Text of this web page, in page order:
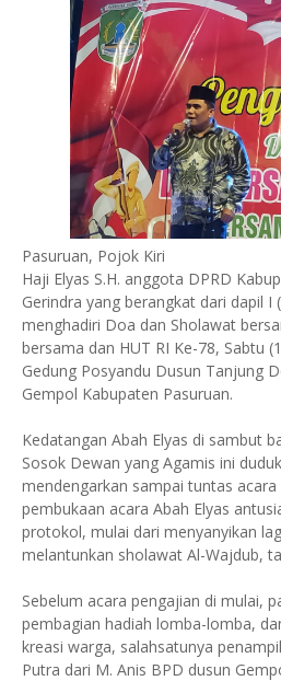
Pasuruan, Pojok Kiri
Haji Elyas S.H. anggota DPRD
Gerindra yang berangkat dari dapil I
menghadiri Doa dan Sholawat
bersama dan HUT RI Ke-78, Sabtu
Gedung Posyandu Dusun Tanjung
Gempol Kabupaten Pasuruan.
Kedatangan Abah Elyas di sambut
Sosok Dewan yang Agamis ini
mendengarkan sampai tuntas
pembukaan acara Abah Elyas
protokol, mulai dari menyanyikan
melantunkan sholawat Al-Wajdub,
Sebelum acara pengajian di mulai,
pembagian hadiah lomba-lomba,
kreasi warga, salahsatunya
Putra dari M. Anis BPD dusun